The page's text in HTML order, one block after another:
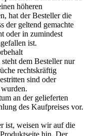
höheren
hat der Besteller die
der geltend gemachte
oder in zumindest
ist.
dem Besteller nur
rechtskräftig
sind oder
an der gelieferten
des Kaufpreises vor.
ist, weisen wir auf die
hin. Der